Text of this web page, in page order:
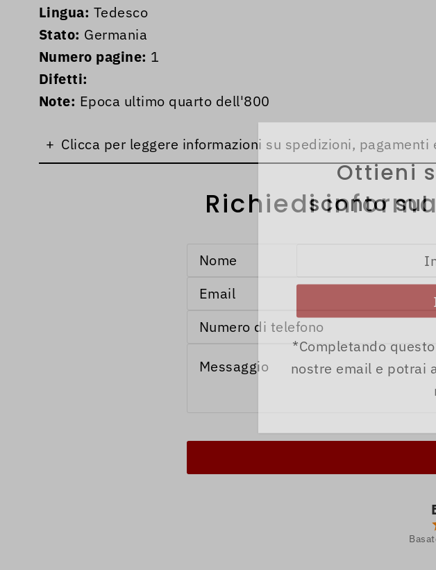
Lingua: Tedesco
Stato: Germania
Numero pagine: 1
Difetti:
Note: Epoca ultimo quarto dell'800
+ Clicca per leggere informazioni su spedizioni, pagamenti
Richiedi
Ottieni
sconto
*Completando
nostre email e potrai